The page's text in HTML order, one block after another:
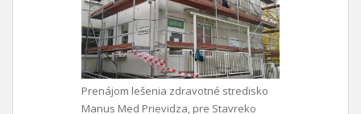
Prenájom lešenia zdravotné stredisko
Manus Med Prievidza, pre Stavreko